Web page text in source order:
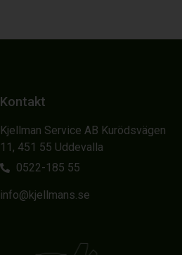
Kontakt
Kjellman Service AB Kurödsvägen
11, 451 55 Uddevalla
0522-185 55
info@kjellmans.se